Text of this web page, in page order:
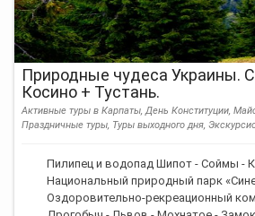
Природные чудеса Украины.
Косино + Тустань.
Активные туры в Карпаты, День Конституции,
Праздничные туры, Туры выходного дня,
Пилипец и водопад Шипот - Соймы -
Национальный природный парк
Оздоровительно-рекреационный